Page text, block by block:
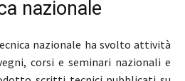
nazionale
nazionale ha svolto attività
corsi e seminari nazionali e